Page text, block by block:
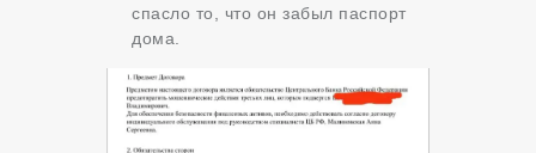
спасло то, что он забыл паспорт
дома.